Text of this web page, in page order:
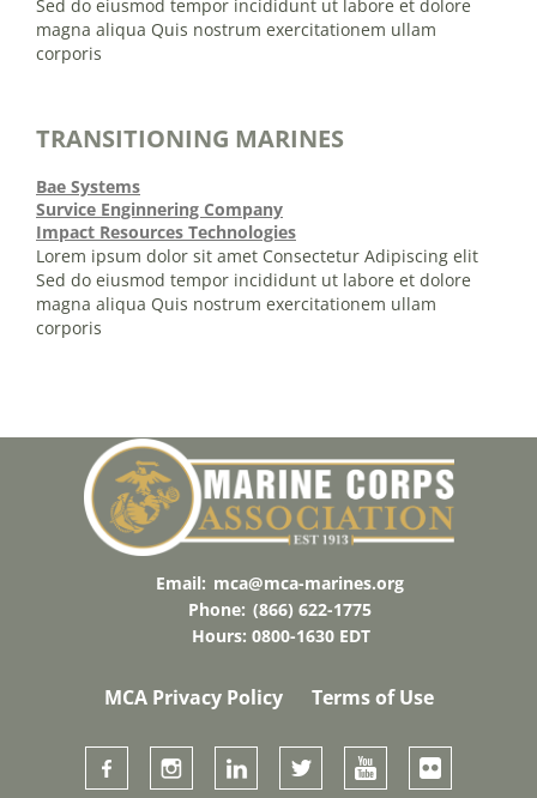
Sed do eiusmod tempor incididunt ut labore et dolore
magna aliqua Quis nostrum exercitationem ullam
corporis
TRANSITIONING MARINES
Bae Systems
Survice Enginnering Company
Impact Resources Technologies
Lorem ipsum dolor sit amet Consectetur Adipiscing elit
Sed do eiusmod tempor incididunt ut labore et dolore
magna aliqua Quis nostrum exercitationem ullam
corporis
Email: mca@mca-marines.org
Phone: (866) 622-1775
Hours: 0800-1630 EDT
MCA Privacy Policy Terms of Use